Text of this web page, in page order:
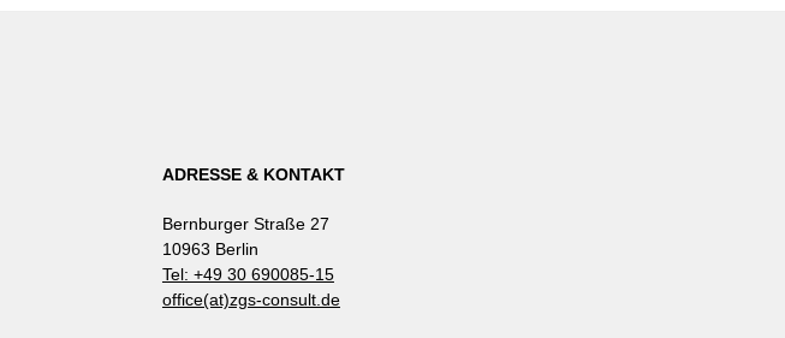
ADRESSE & KONTAKT
Bernburger Straße 27
10963 Berlin
Tel: +49 30 690085-15
office(at)zgs-consult.de